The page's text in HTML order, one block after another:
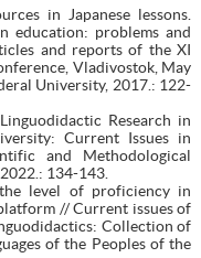
in Japanese lessons.
education: problems and
and reports of the XI
Vladivostok, May
University, 2017.: 122-
Research in
Current Issues in
and Methodological
134-143.
the level of proficiency in
// Current issues of
Collection of
of the Peoples of the